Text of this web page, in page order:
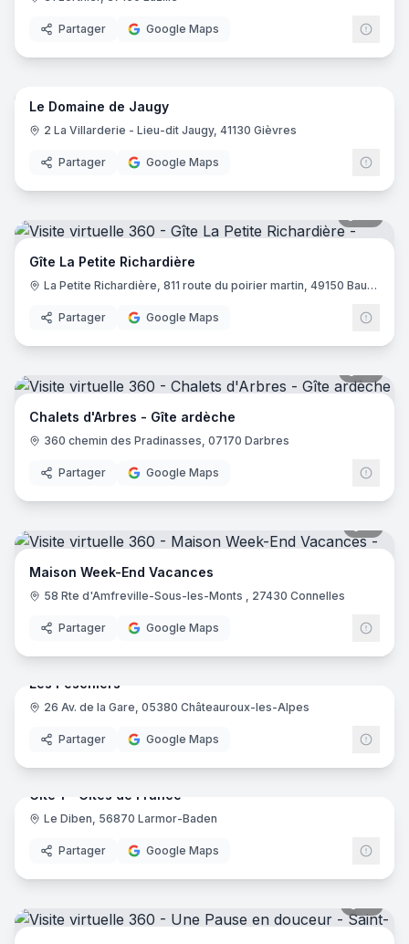
Partager Google Maps
16
Le Domaine de Jaugy
2 La Villarderie - Lieu-dit Jaugy, 41130 Gièvres
Partager Google Maps
Gîte La Petite Richardière
La Petite Richardière, 811 route du poirier martin, 49150 Baugé en Anjou
Partager Google Maps
Chalets d'Arbres - Gîte ardèche
360 chemin des Pradinasses, 07170 Darbres
Partager Google Maps
Maison Week-End Vacances
58 Rte d'Amfreville-Sous-les-Monts , 27430 Connelles
Partager Google Maps
17
Les Peschiers
26 Av. de la Gare, 05380 Châteauroux-les-Alpes
Partager Google Maps
Gite 1 - Gîtes de France
Le Diben, 56870 Larmor-Baden
Partager Google Maps